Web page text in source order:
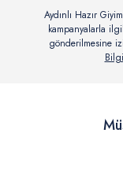
Aydınlı Hazır
kampanyalarla
gönderilmesine